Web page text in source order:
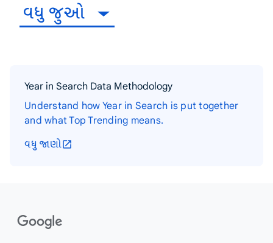
વધુ જુઓ
Year in Search Data Methodology
Understand how Year in Search is put together
and what Top Trending means.
વધુ જાણો